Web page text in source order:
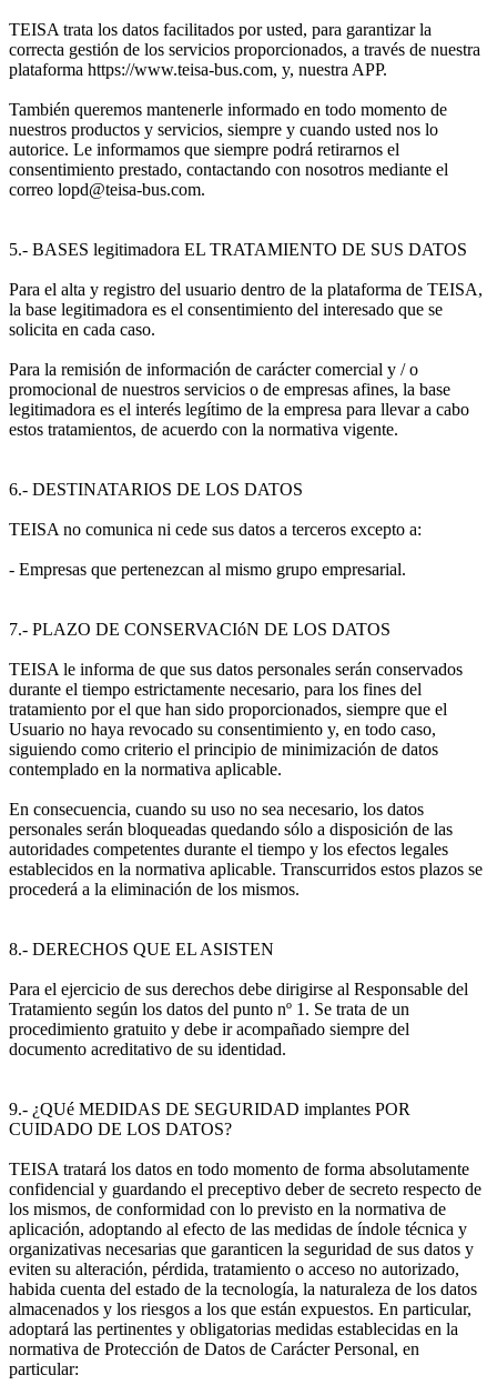
TEISA trata los datos facilitados por usted, para garantizar la
correcta gestión de los servicios proporcionados, a través de nuestra
plataforma https://www.teisa-bus.com, y, nuestra APP.
También queremos mantenerle informado en todo momento de
nuestros productos y servicios, siempre y cuando usted nos lo
autorice. Le informamos que siempre podrá retirarnos el
consentimiento prestado, contactando con nosotros mediante el
correo lopd@teisa-bus.com.
5.- BASES legitimadora EL TRATAMIENTO DE SUS DATOS
Para el alta y registro del usuario dentro de la plataforma de TEISA,
la base legitimadora es el consentimiento del interesado que se
solicita en cada caso.
Para la remisión de información de carácter comercial y / o
promocional de nuestros servicios o de empresas afines, la base
legitimadora es el interés legítimo de la empresa para llevar a cabo
estos tratamientos, de acuerdo con la normativa vigente.
6.- DESTINATARIOS DE LOS DATOS
TEISA no comunica ni cede sus datos a terceros excepto a:
- Empresas que pertenezcan al mismo grupo empresarial.
7.- PLAZO DE CONSERVACIóN DE LOS DATOS
TEISA le informa de que sus datos personales serán conservados
durante el tiempo estrictamente necesario, para los fines del
tratamiento por el que han sido proporcionados, siempre que el
Usuario no haya revocado su consentimiento y, en todo caso,
siguiendo como criterio el principio de minimización de datos
contemplado en la normativa aplicable.
En consecuencia, cuando su uso no sea necesario, los datos
personales serán bloqueadas quedando sólo a disposición de las
autoridades competentes durante el tiempo y los efectos legales
establecidos en la normativa aplicable. Transcurridos estos plazos se
procederá a la eliminación de los mismos.
8.- DERECHOS QUE EL ASISTEN
Para el ejercicio de sus derechos debe dirigirse al Responsable del
Tratamiento según los datos del punto nº 1. Se trata de un
procedimiento gratuito y debe ir acompañado siempre del
documento acreditativo de su identidad.
9.- ¿QUé MEDIDAS DE SEGURIDAD implantes POR
CUIDADO DE LOS DATOS?
TEISA tratará los datos en todo momento de forma absolutamente
confidencial y guardando el preceptivo deber de secreto respecto de
los mismos, de conformidad con lo previsto en la normativa de
aplicación, adoptando al efecto de las medidas de índole técnica y
organizativas necesarias que garanticen la seguridad de sus datos y
eviten su alteración, pérdida, tratamiento o acceso no autorizado,
habida cuenta del estado de la tecnología, la naturaleza de los datos
almacenados y los riesgos a los que están expuestos. En particular,
adoptará las pertinentes y obligatorias medidas establecidas en la
normativa de Protección de Datos de Carácter Personal, en
particular: